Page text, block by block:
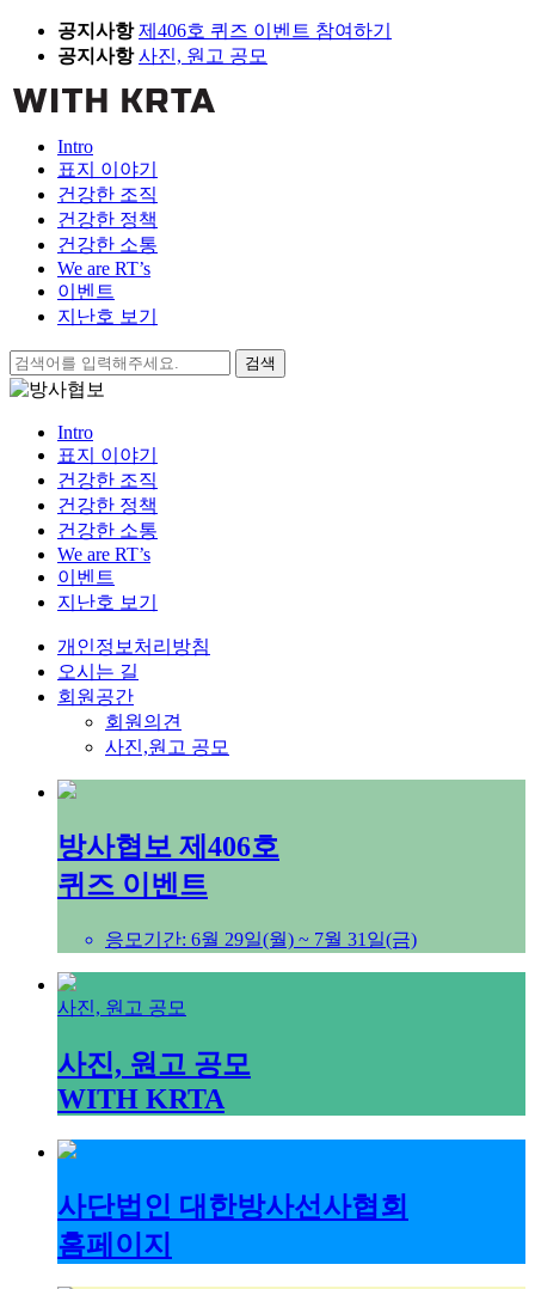
Skip
content
공지사항 제406호 퀴즈 이벤트 참여하기
공지사항 사진, 원고 공모
Intro
표지 이야기
건강한 조직
건강한 정책
건강한 소통
We are RT’s
이벤트
지난호 보기
검
색:
Intro
표지 이야기
건강한 조직
건강한 정책
건강한 소통
We are RT’s
이벤트
지난호 보기
개인정보처리방침
오시는 길
회원공간
회원의견
사진,원고 공모
방사협보 제406호
퀴즈 이벤트
응모기간: 6월 29일(월) ~ 7월 31일(금)
사진, 원고 공모
사진, 원고 공모
WITH KRTA
사단법인 대한방사선사협회
홈페이지